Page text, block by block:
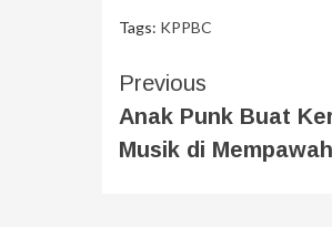
Tags: KPPBC
Previous
Anak Punk Buat
Musik di